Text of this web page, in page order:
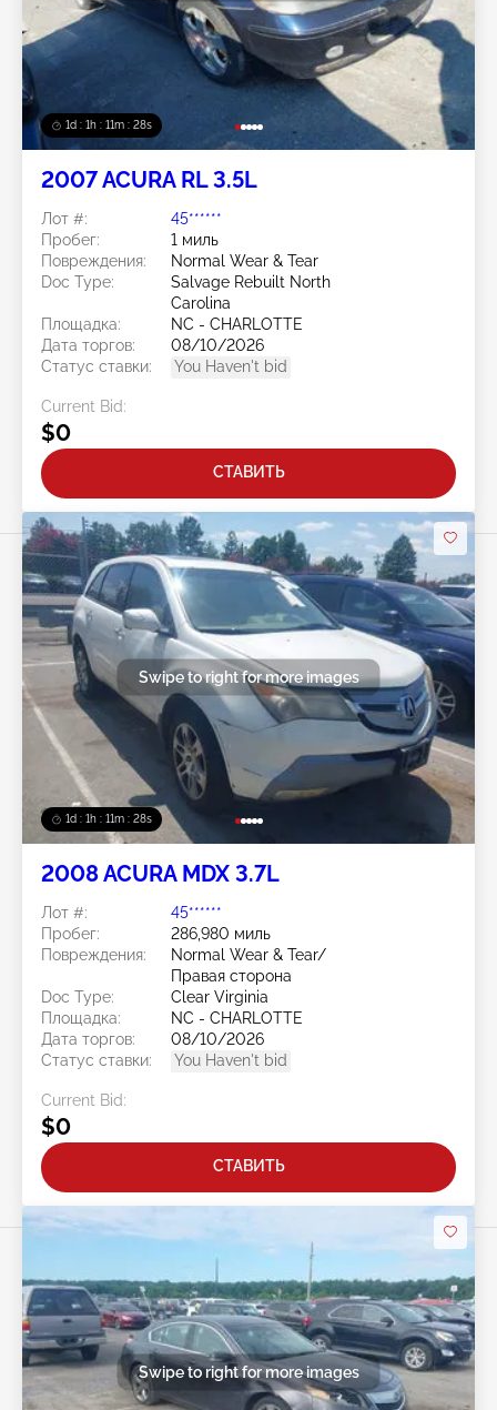
1d : 1h : 11m : 25s
2007 ACURA RL 3.5L
Лот #:
45******
Пробег:
1 миль
Повреждения:
Normal Wear & Tear
Doc Type:
Salvage Rebuilt North
Carolina
Площадка:
NC - CHARLOTTE
Дата торгов:
08/10/2026
Статус ставки:
You Haven't bid
Current Bid:
$0
СТАВИТЬ
1d : 1h : 11m : 25s
Swipe to right for more images
2008 ACURA MDX 3.7L
Лот #:
45******
Пробег:
286,980 миль
Повреждения:
Normal Wear & Tear/
Правая сторона
Doc Type:
Clear Virginia
Площадка:
NC - CHARLOTTE
Дата торгов:
08/10/2026
Статус ставки:
You Haven't bid
Current Bid:
$0
СТАВИТЬ
Swipe to right for more images